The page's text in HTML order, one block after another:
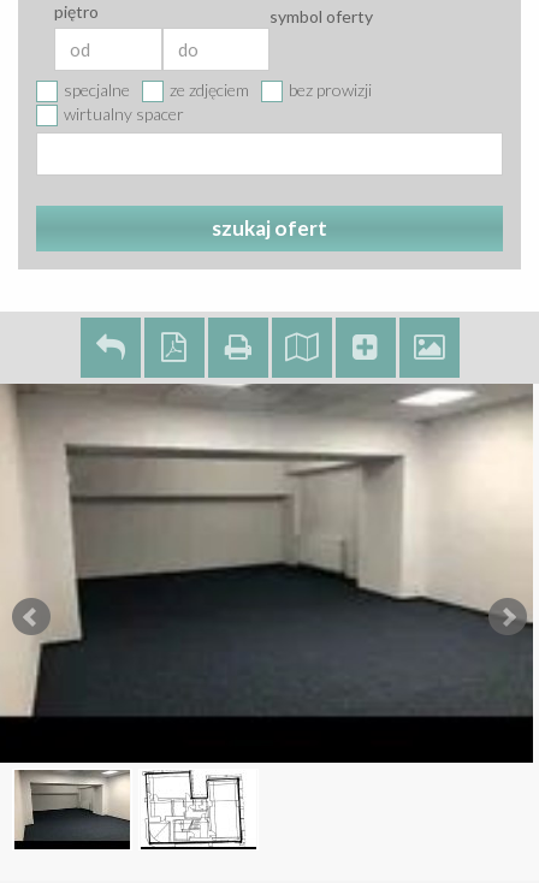
piętro
specjalne ze zdjęciem
bez prowizji
wirtualny spacer
symbol oferty
szukaj ofert